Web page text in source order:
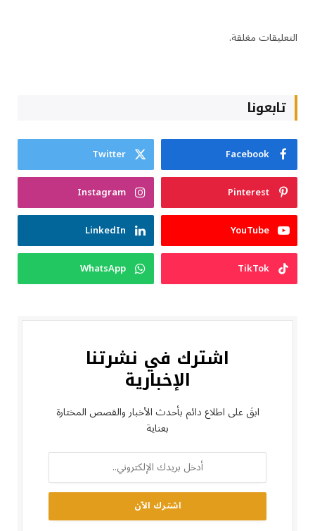
التعليقات مغلقة.
تابعونا
Facebook
Twitter
Pinterest
Instagram
YouTube
LinkedIn
TikTok
WhatsApp
اشترك في نشرتنا
الإخبارية
ابقَ على اطلاع دائم بأحدث الأخبار والقصص المختارة
بعناية